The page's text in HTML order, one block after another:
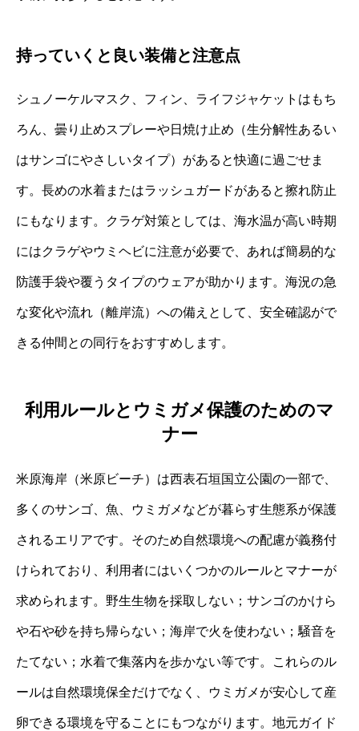
持っていくと良い装備と注意点
シュノーケルマスク、フィン、ライフジャケットはもち
ろん、曇り止めスプレーや日焼け止め（生分解性あるい
はサンゴにやさしいタイプ）があると快適に過ごせま
す。長めの水着またはラッシュガードがあると擦れ防止
にもなります。クラゲ対策としては、海水温が高い時期
にはクラゲやウミヘビに注意が必要で、あれば簡易的な
防護手袋や覆うタイプのウェアが助かります。海況の急
な変化や流れ（離岸流）への備えとして、安全確認がで
きる仲間との同行をおすすめします。
利用ルールとウミガメ保護のためのマ
ナー
米原海岸（米原ビーチ）は西表石垣国立公園の一部で、
多くのサンゴ、魚、ウミガメなどが暮らす生態系が保護
されるエリアです。そのため自然環境への配慮が義務付
けられており、利用者にはいくつかのルールとマナーが
求められます。野生生物を採取しない；サンゴのかけら
や石や砂を持ち帰らない；海岸で火を使わない；騒音を
たてない；水着で集落内を歩かない等です。これらのル
ールは自然環境保全だけでなく、ウミガメが安心して産
卵できる環境を守ることにもつながります。地元ガイド